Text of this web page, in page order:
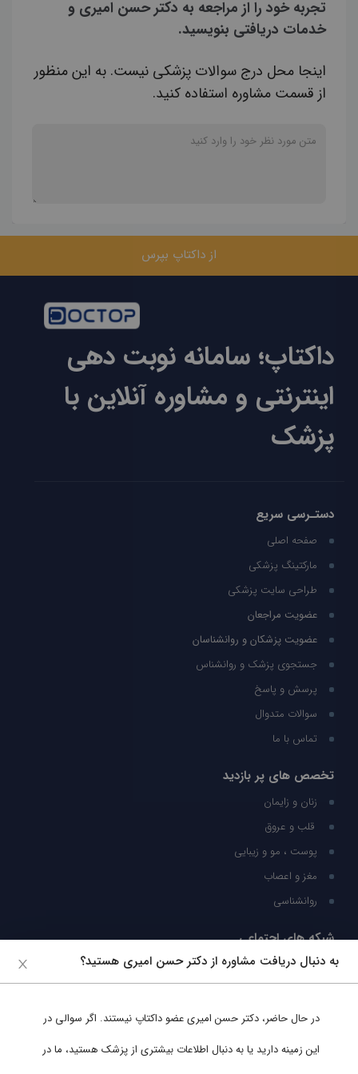
تجربه خود را از مراجعه به دکتر حسن امیری و
خدمات دریافتی بنویسید.
اینجا محل درج سوالات پزشکی نیست. به این منظور
از قسمت مشاوره استفاده کنید.
از داکتاپ بپرس
داکتاپ؛ سامانه نوبت دهی
اینترنتی و مشاوره آنلاین با
پزشک
دستـرسی سریع
صفحه اصلی
مارکتینگ پزشکی
طراحی سایت پزشکی
عضویت مراجعان
عضویت پزشکان و روانشناسان
جستجوی پزشک و روانشناس
پرسش و پاسخ
سوالات متدوال
تماس با ما
تخصص های پر بازدید
زنان و زایمان
قلب و عروق
پوست ، مو و زیبایی
مغز و اعصاب
روانشناسی
شبکه های اجتماعی
ما را در شبکه های اجتماعی دنبال کنید
به دنبال دریافت مشاوره از دکتر حسن امیری هستید؟
در حال حاضر، دکتر حسن امیریعضو داکتاپ نیستند. اگر سوالی در
این زمینه دارید یا به دنبال اطلاعات بیشتری از پزشک هستید، ما در